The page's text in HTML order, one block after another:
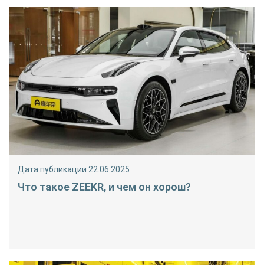
Дата публикации 22.06.2025
Что такое ZEEKR, и чем он хорош?